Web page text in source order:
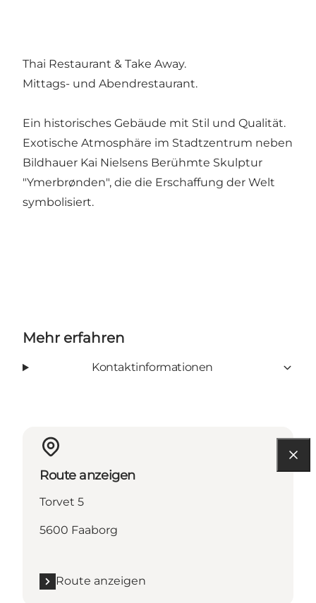
Thai Restaurant & Take Away.
Mittags- und Abendrestaurant.
Ein historisches Gebäude mit Stil und Qualität.
Exotische Atmosphäre im Stadtzentrum neben
Bildhauer Kai Nielsens Berühmte Skulptur
"Ymerbrønden", die die Erschaffung der Welt
symbolisiert.
Mehr erfahren
Kontaktinformationen
Route anzeigen
Torvet 5
5600 Faaborg
Route anzeigen